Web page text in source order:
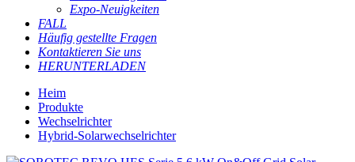
Expo-Neuigkeiten
FALL
Häufig gestellte Fragen
Kontaktieren Sie uns
HERUNTERLADEN
Heim
Produkte
Wechselrichter
Hybrid-Solarwechselrichter